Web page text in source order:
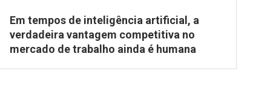
Em tempos de inteligência artificial, a
verdadeira vantagem competitiva no
mercado de trabalho ainda é humana